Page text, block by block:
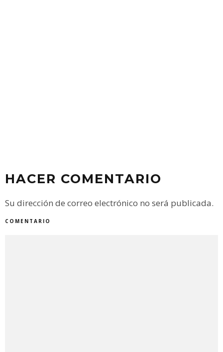
HACER COMENTARIO
Su dirección de correo electrónico no será publicada.
COMENTARIO